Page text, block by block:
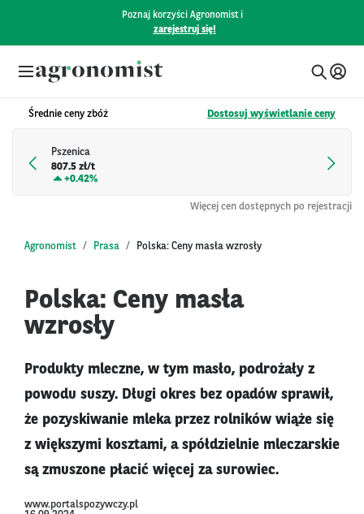
Poznaj korzyści Agronomist i
zarejestruj się!
Średnie ceny zbóż Dostosuj wyświetlanie ceny
Pszenica
807.5 zł/t
+0.42%
Więcej cen dostępnych po rejestracji
Agronomist Prasa Polska: Ceny masła wzrosły
Polska: Ceny masła
wzrosły
Produkty mleczne, w tym masło, podrożały z
powodu suszy. Długi okres bez opadów sprawił,
że pozyskiwanie mleka przez rolników wiąże się
z większymi kosztami, a spółdzielnie mleczarskie
są zmuszone płacić więcej za surowiec.
www.portalspozywczy.pl